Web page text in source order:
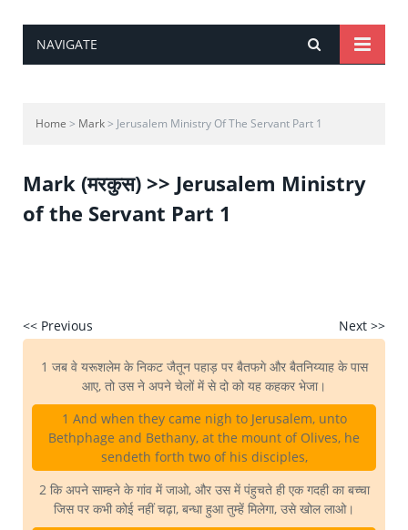
NAVIGATE
Home > Mark> Jerusalem Ministry Of The Servant Part 1
Mark (मरकुस) >> Jerusalem Ministry
of the Servant Part 1
<< Previous Next >>
1 जब वे यरूशलेम के निकट जैतून पहाड़ पर बैतफगे और बैतनिय्याह के पास
आए, तो उस ने अपने चेलों में से दो को यह कहकर भेजा।
1 And when they came nigh to Jerusalem, unto
Bethphage and Bethany, at the mount of Olives, he
sendeth forth two of his disciples,
2 कि अपने साम्हने के गांव में जाओ, और उस में पंहुचते ही एक गदही का बच्चा
जिस पर कभी कोई नहीं चढ़ा, बन्धा हुआ तुम्हें मिलेगा, उसे खोल लाओ।